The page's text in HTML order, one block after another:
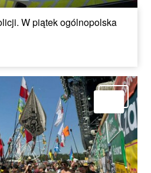
W piątek ogólnopolska